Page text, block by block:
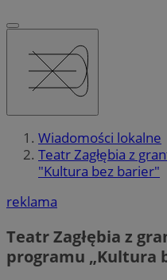
Wiadomości lokalne
Teatr Zagłębia z
"Kultura bez barier"
reklama
Teatr Zagłębia z
programu „Kultura